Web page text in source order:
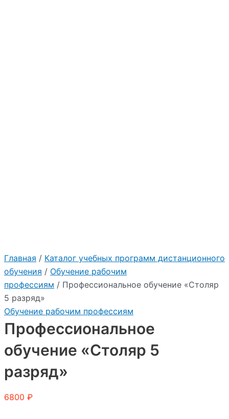
Главная / Каталог учебных программ дистанционного
обучения / Обучение рабочим
профессиям / Профессиональное обучение «Столяр
5 разряд»
Обучение рабочим профессиям
Профессиональное
обучение «Столяр 5
разряд»
6800 ₽